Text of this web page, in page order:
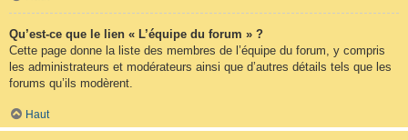
Qu’est-ce que le lien « L’équipe du forum » ?
Cette page donne la liste des membres de l’équipe du forum, y compris
les administrateurs et modérateurs ainsi que d’autres détails tels que les
forums qu’ils modèrent.
Haut